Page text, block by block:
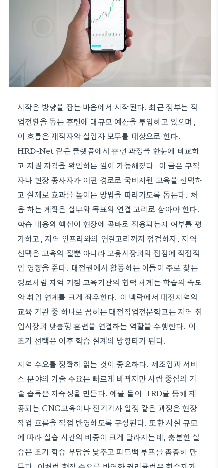
시작은 방향을 잡는 마음에서 시작된다. 최근 정부는 직
업전환을 돕는 훈련에 대규모 예산을 투입하고 있으며,
이 흐름은 재직자와 실업자 모두를 대상으로 한다.
HRD-Net 같은 플랫폼에서 훈련 과정을 한눈에 비교하
고 지원 자격을 확인하는 일이 가능해졌다. 이 글은 구직
자나 현장 종사자가 어떤 경로로 국비지원 교육을 선택하
고 실제로 효과를 높이는 방법을 따라가도록 돕는다. 처
음 하는 계획은 실무와 목표의 연결 고리로 삼아야 한다.
학습 내용의 핵심이 현장에 곧바로 적용되는지 여부를 평
가하고, 지역 인프라와의 연결고리까지 점검하자. 지역
선택은 교육의 질뿐 아니라 고용시장과의 접점에 직접적
인 영향을 준다. 대전권에서 활동하는 이들이 주로 찾는
경로처럼 지역 거점 교육기관의 협력 체계는 학습의 속도
와 취업 연계를 크게 좌우한다. 이 맥락에서 대전지역의
교육 기관 중 하나로 꼽히는 대전직업전문학교는 지역 취
업시장과 맞춤형 훈련을 연결하는 역할을 수행한다. 이
초기 선택은 이후 학습 설계의 방향타가 된다.
지역 수요를 정확히 읽는 것이 중요하다. 제조업과 서비
스 분야의 기술 수요는 빠르게 바뀌지만 사람 중심의 기
술 습득은 지속성을 만든다. 예를 들어 HRD를 통해 제
공되는 CNC교육이나 전기기사 일정 같은 과정은 현장
작업 흐름을 직접 반영하도록 구성된다. 또한 시설 규모
에 따라 실습 시간의 비중이 크게 달라지는데, 충분한 실
습은 초기 학습 부담을 낮추고 피드백 루프를 촘촘히 만